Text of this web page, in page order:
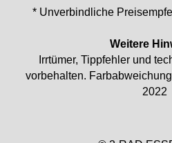
* Unverbindliche
Weitere
Irrtümer, Tippfehler und
vorbehalten.
2022